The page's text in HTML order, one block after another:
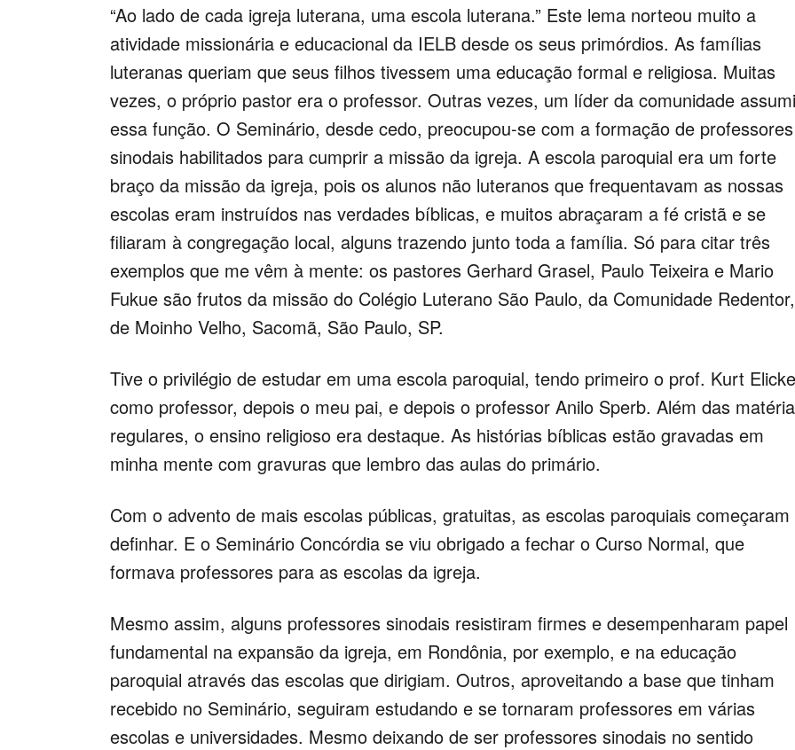
“Ao lado de cada igreja luterana, uma escola luterana.” Este lema norteou muito a
atividade missionária e educacional da IELB desde os seus primórdios. As famílias
luteranas queriam que seus filhos tivessem uma educação formal e religiosa. Muitas
vezes, o próprio pastor era o professor. Outras vezes, um líder da comunidade
essa função. O Seminário, desde cedo, preocupou-se com a formação de professores
sinodais habilitados para cumprir a missão da igreja. A escola paroquial era um forte
braço da missão da igreja, pois os alunos não luteranos que frequentavam as nossas
escolas eram instruídos nas verdades bíblicas, e muitos abraçaram a fé cristã e se
filiaram à congregação local, alguns trazendo junto toda a família. Só para citar três
exemplos que me vêm à mente: os pastores Gerhard Grasel, Paulo Teixeira e Mario
Fukue são frutos da missão do Colégio Luterano São Paulo, da Comunidade Redentor,
de Moinho Velho, Sacomã, São Paulo, SP.
Tive o privilégio de estudar em uma escola paroquial, tendo primeiro o prof. Kurt
como professor, depois o meu pai, e depois o professor Anilo Sperb. Além das
regulares, o ensino religioso era destaque. As histórias bíblicas estão gravadas em
minha mente com gravuras que lembro das aulas do primário.
Com o advento de mais escolas públicas, gratuitas, as escolas paroquiais começaram
definhar. E o Seminário Concórdia se viu obrigado a fechar o Curso Normal, que
formava professores para as escolas da igreja.
Mesmo assim, alguns professores sinodais resistiram firmes e desempenharam papel
fundamental na expansão da igreja, em Rondônia, por exemplo, e na educação
paroquial através das escolas que dirigiam. Outros, aproveitando a base que tinham
recebido no Seminário, seguiram estudando e se tornaram professores em várias
escolas e universidades. Mesmo deixando de ser professores sinodais no sentido